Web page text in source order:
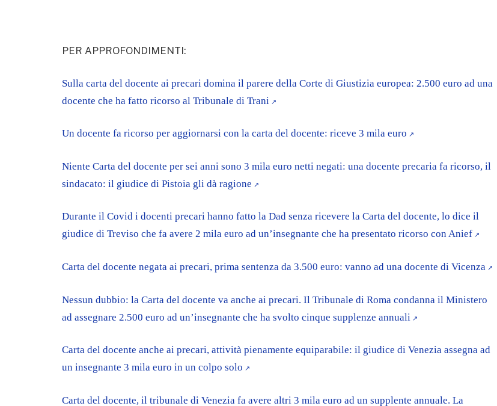
PER APPROFONDIMENTI:
Sulla carta del docente ai precari domina il parere della Corte di Giustizia europea: 2.500 euro ad una
docente che ha fatto ricorso al Tribunale di Trani
Un docente fa ricorso per aggiornarsi con la carta del docente: riceve 3 mila euro
Niente Carta del docente per sei anni sono 3 mila euro netti negati: una docente precaria fa ricorso, il
sindacato: il giudice di Pistoia gli dà ragione
Durante il Covid i docenti precari hanno fatto la Dad senza ricevere la Carta del docente, lo dice il
giudice di Treviso che fa avere 2 mila euro ad un’insegnante che ha presentato ricorso con Anief
Carta del docente negata ai precari, prima sentenza da 3.500 euro: vanno ad una docente di Vicenza
Nessun dubbio: la Carta del docente va anche ai precari. Il Tribunale di Roma condanna il Ministero
ad assegnare 2.500 euro ad un’insegnante che ha svolto cinque supplenze annuali
Carta del docente anche ai precari, attività pienamente equiparabile: il giudice di Venezia assegna ad
un insegnante 3 mila euro in un colpo solo
Carta del docente, il tribunale di Venezia fa avere altri 3 mila euro ad un supplente annuale. La